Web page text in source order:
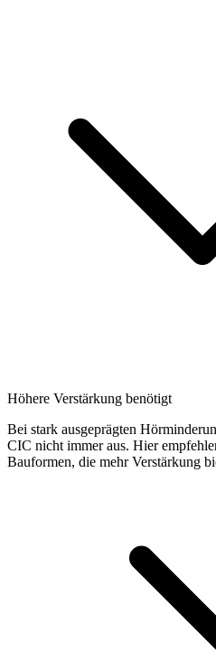
Höhere Verstärkung benötigt
Bei stark ausgeprägten
CIC nicht immer aus. Hier
Bauformen, die mehr Verstärkung